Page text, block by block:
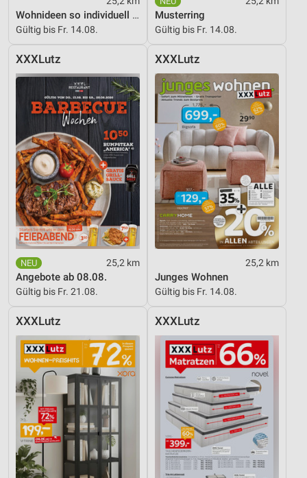
Wohnideen so individuell wie du!
Gültig bis Fr. 14.08.
Musterring
Gültig bis Fr. 14.08.
XXXLutz
25,2 km
Angebote ab 08.08.
Gültig bis Fr. 21.08.
XXXLutz
25,2 km
Junges Wohnen
Gültig bis Fr. 14.08.
XXXLutz XXXLutz